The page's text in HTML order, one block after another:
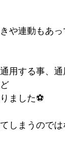
や連動もあっ
用する事、
ました⚽️
しまうのでは